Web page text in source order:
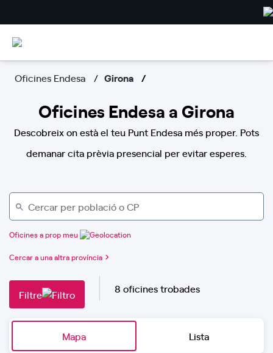
Oficines Endesa Girona
Oficines Endesa a Girona
Descobreix on està el teu Punt Endesa més proper. Pots
demanar cita prèvia presencial per evitar esperes.
Oficines a prop meu
Cercar a una altra província
Filtre 8 oficines trobades
Mapa Lista